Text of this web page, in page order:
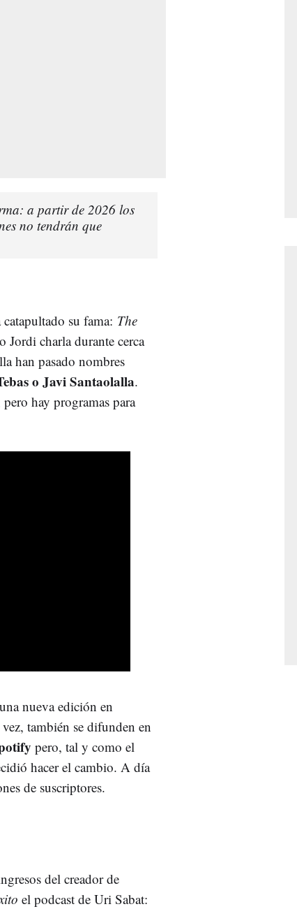
a partir de 2026 los
no tendrán que
su fama: The
Jordi charla durante cerca
han pasado nombres
o Javi Santaolalla.
hay programas para
nueva edición en
también se difunden en
pero, tal y como el
hacer el cambio. A día
de suscriptores.
del creador de
el podcast de Uri Sabat: